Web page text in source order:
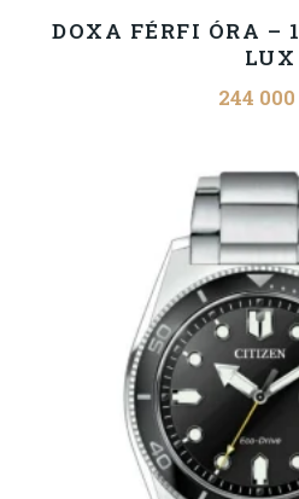
DOXA FÉRFI ÓRA –
LUX
244 000